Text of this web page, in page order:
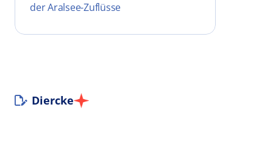
der Aralsee-Zuflüsse
Diercke